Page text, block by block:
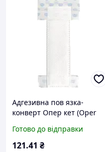
Адгезивна пов язка-
конверт Опер кет (Oper
катетерів, 16 х 5,0 см,
1шт.
Готово до відправки
121.41 ₴